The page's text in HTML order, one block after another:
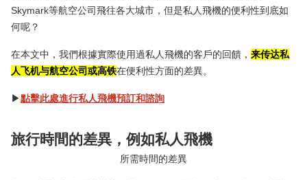
Skymark等航空公司飛往各大城市，但是私人飛機的便利性到底如
何呢？
在本文中，我們根據實際使用過私人飛機的客戶的回饋， 来传达私
人飞机与航空公司或高铁在便利性方面的差異。
▶︎點擊此處進行私人飛機預訂和諮詢
旅行時間的差異，例如私人飛機